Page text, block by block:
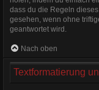
dass du die Regeln
gesehen, wenn ohne
geantwortet wird.
Nach oben
Textformatierung